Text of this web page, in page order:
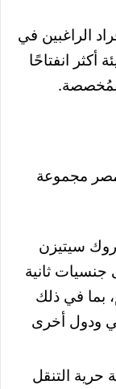
الراغبين في
انفتاحًا
مجموعة
روك سيتيزن
ثانية
بما في ذلك
ودول أخرى
حرية التنقل